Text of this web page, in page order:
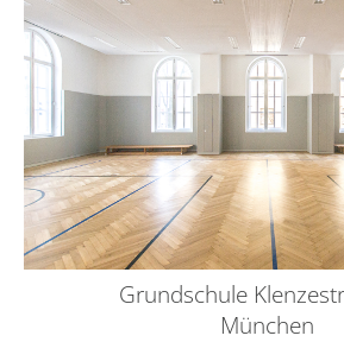
Grundschule
München